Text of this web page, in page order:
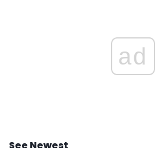
ad